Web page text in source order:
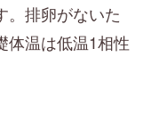
。排卵がないた
体温は低温1相性